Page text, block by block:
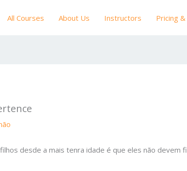
All Courses About Us Instructors Pricing &
desde a mais tenra idade é que eles não devem